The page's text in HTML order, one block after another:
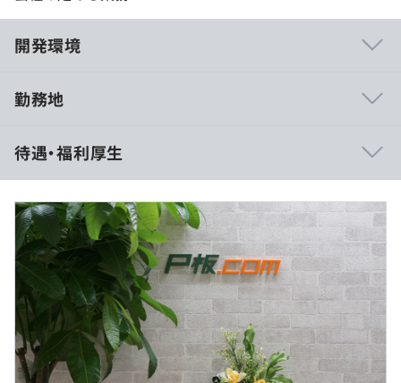
開発環境
新しい技術を積極的に試すことが出来る
一人一人の裁量が大きい
・プリント基板専門のECサイト「P板.com」
https://www.p-ban.com/
・ハードウェア開発エンジニア向けプラットフォーム
「GUGEN Hub」
https://gh.p-ban.com/
勤務地
待遇・福利厚生
（※想定年収 は年収提示額を保証するものではありません）
フレックスタイム制度（コアタイム11:00～15:00）
休憩時間：12:00〜13:00（60分）